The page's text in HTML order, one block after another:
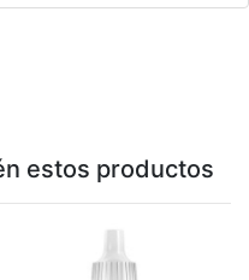
estos productos